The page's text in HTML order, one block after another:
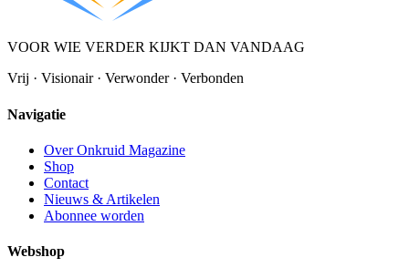
VOOR WIE VERDER KIJKT DAN VANDAAG
Vrij · Visionair · Verwonder · Verbonden
Navigatie
Over Onkruid Magazine
Shop
Contact
Nieuws & Artikelen
Abonnee worden
Webshop